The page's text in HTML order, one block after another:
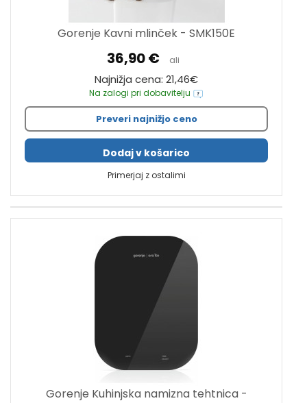
Gorenje Kavni mlinček - SMK150E
36,90 € ali
Najnižja cena: 21,46€
Na zalogi pri dobavitelju
Preveri najnižjo ceno
Dodaj v košarico
Primerjaj z ostalimi
Gorenje Kuhinjska namizna tehtnica -